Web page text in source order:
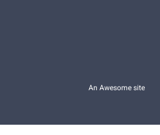
An Awesome site